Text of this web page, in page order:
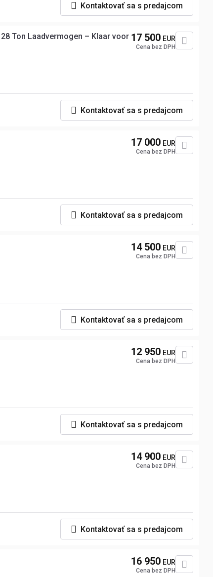
Kontaktovať sa s predajcom
Ton Laadvermogen – Klaar voor 17 500 EUR
Cena bez DPH
Kontaktovať sa s predajcom
17 000 EUR
Cena bez DPH
Kontaktovať sa s predajcom
14 500 EUR
Cena bez DPH
Kontaktovať sa s predajcom
12 950 EUR
Cena bez DPH
Kontaktovať sa s predajcom
14 900 EUR
Cena bez DPH
Kontaktovať sa s predajcom
16 950 EUR
Cena bez DPH